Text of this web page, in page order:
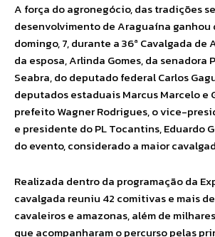
A força do agronegócio, das tradições
desenvolvimento de Araguaína ganhou
domingo, 7, durante a 36ª Cavalgada
da esposa, Arlinda Gomes, da senadora
Seabra, do deputado federal Carlos
deputados estaduais Marcus Marcelo e
prefeito Wagner Rodrigues, o vice-
e presidente do PL Tocantins, Eduardo
do evento, considerado a maior
Realizada dentro da programação da
cavalgada reuniu 42 comitivas e mais
cavaleiros e amazonas, além de
que acompanharam o percurso pelas